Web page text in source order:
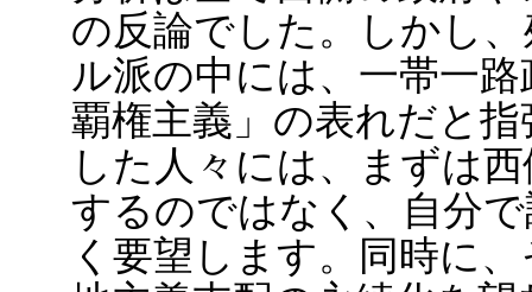
の反論でした。しかし
ル派の中には、一帯一
覇権主義」の表れだと
した人々には、まずは
するのではなく、自分
く要望します。同時に